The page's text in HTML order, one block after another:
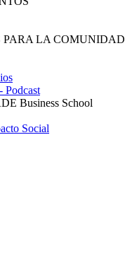
PARA LA COMUNIDAD
Podcast
Business School
Social